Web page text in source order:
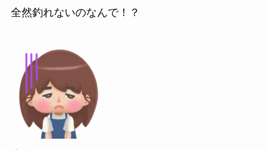
全然釣れないのなんで！？